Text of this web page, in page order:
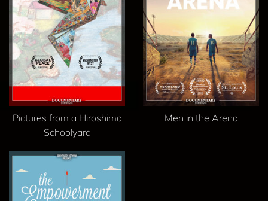
Pictures from a Hiroshima
Schoolyard
Men in the Arena